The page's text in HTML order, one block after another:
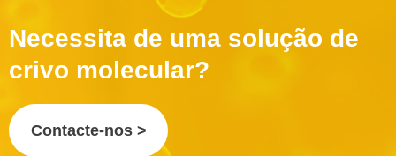
Necessita de uma solução de
crivo molecular?
Contacte-nos >